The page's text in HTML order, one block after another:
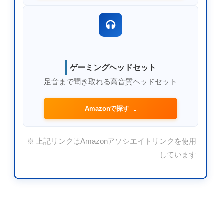
ゲーミングヘッドセット
足音まで聞き取れる高音質ヘッドセット
Amazonで探す
※ 上記リンクはAmazonアソシエイトリンクを使用
しています